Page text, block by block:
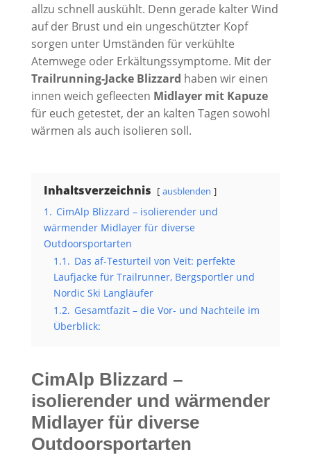
allzu schnell auskühlt. Denn gerade kalter Wind
auf der Brust und ein ungeschützter Kopf
sorgen unter Umständen für verkühlte
Atemwege oder Erkältungssymptome. Mit der
Trailrunning-Jacke Blizzard haben wir einen
innen weich gefleecten Midlayer mit Kapuze
für euch getestet, der an kalten Tagen sowohl
wärmen als auch isolieren soll.
Inhaltsverzeichnis ausblenden
1. CimAlp Blizzard – isolierender und
wärmender Midlayer für diverse
Outdoorsportarten
1.1. Das af-Testurteil von Veit: perfekte
Laufjacke für Trailrunner, Bergsportler und
Nordic Ski Langläufer
1.2. Gesamtfazit – die Vor- und Nachteile im
Überblick:
CimAlp Blizzard –
isolierender und wärmender
Midlayer für diverse
Outdoorsportarten